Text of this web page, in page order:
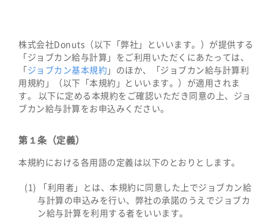
株式会社Donuts（以下「弊社」といいます。）が提供する
「ジョブカン給与計算」をご利用いただくにあたっては、
「 ジョブカン基本規約 」のほか、「ジョブカン給与計算利
用規約」（以下「本規約」といいます。）が適用されま
す。 以下に定める本規約をご確認いただき同意の上、ジョ
ブカン給与計算をお申込みください。
第１条（定義）
本規約における各用語の定義は以下のとおりとします。
「利用者」とは、本規約に同意した上でジョブカン給
与計算の申込みを行い、弊社の承諾のうえでジョブカ
ン給与計算を利用する者をいいます。